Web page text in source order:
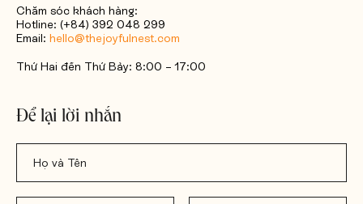
Chăm sóc khách hàng:
Hotline: (+84) 392 048 299
Email: hello@thejoyfulnest.com
Thứ Hai đến Thứ Bảy: 8:00 – 17:00
Để lại lời nhắn